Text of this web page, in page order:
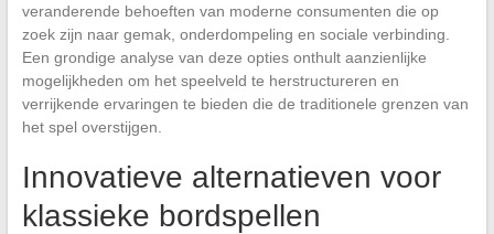
veranderende behoeften van moderne consumenten die op
zoek zijn naar gemak, onderdompeling en sociale verbinding.
Een grondige analyse van deze opties onthult aanzienlijke
mogelijkheden om het speelveld te herstructureren en
verrijkende ervaringen te bieden die de traditionele grenzen van
het spel overstijgen.
Innovatieve alternatieven voor
klassieke bordspellen